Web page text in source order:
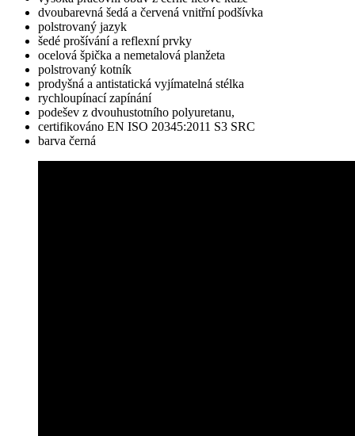
dvoubarevná šedá a červená vnitřní podšívka
polstrovaný jazyk
šedé prošívání a reflexní prvky
ocelová špička a nemetalová planžeta
polstrovaný kotník
prodyšná a antistatická vyjímatelná stélka
rychloupínací zapínání
podešev z dvouhustotního polyuretanu,
certifikováno EN ISO 20345:2011 S3 SRC
barva černá